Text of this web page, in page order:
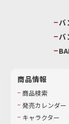
バ
バ
商品情報
商品検索
発売カレンダー
キャラクター